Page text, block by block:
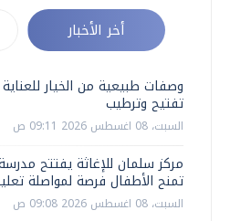
أخر الأخبار
وصفات طبيعية من الخيار للعناية
تفتيح وترطيب
السبت، 08 اغسطس 2026 09:11 ص
مركز سلمان للإغاثة يفتتح
تمنح الأطفال فرصة لمواصلة
السبت، 08 اغسطس 2026 09:08 ص